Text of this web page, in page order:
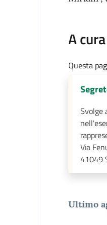
A
Questa
Svolge
Via
41049
Ultimo